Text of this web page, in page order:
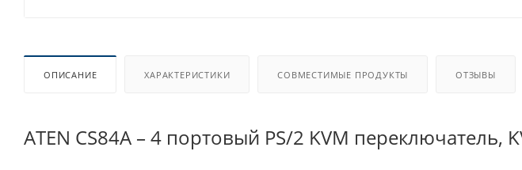
ОПИСАНИЕ ХАРАКТЕРИСТИКИ СОВМЕСТИМЫЕ ПРОДУКТЫ ОТЗЫВЫ
ATEN CS84A – 4 портовый PS/2 KVM переключатель,